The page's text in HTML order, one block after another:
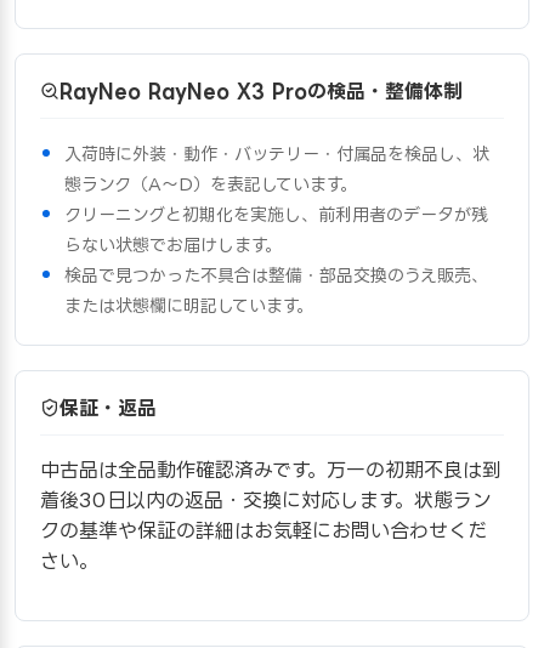
RayNeo RayNeo X3 Proの検品・整備体制
入荷時に外装・動作・バッテリー・付属品を検品し、状
態ランク（A〜D）を表記しています。
クリーニングと初期化を実施し、前利用者のデータが残
らない状態でお届けします。
検品で見つかった不具合は整備・部品交換のうえ販売、
または状態欄に明記しています。
保証・返品
中古品は全品動作確認済みです。万一の初期不良は到
着後30日以内の返品・交換に対応します。状態ラン
クの基準や保証の詳細はお気軽にお問い合わせくだ
さい。